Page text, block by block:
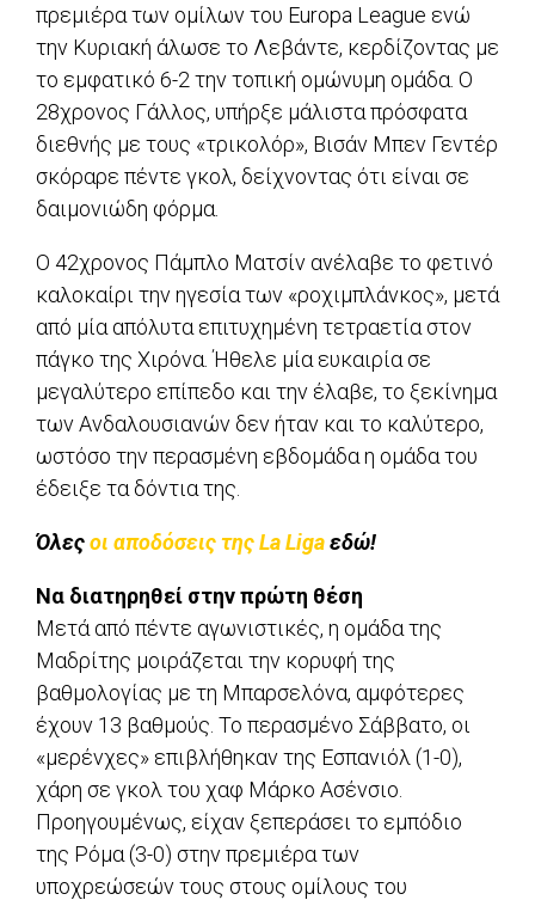
πρεμιέρα των ομίλων του Europa League ενώ
την Κυριακή άλωσε το Λεβάντε, κερδίζοντας με
το εμφατικό 6-2 την τοπική ομώνυμη ομάδα. Ο
28χρονος Γάλλος, υπήρξε μάλιστα πρόσφατα
διεθνής με τους «τρικολόρ», Βισάν Μπεν Γεντέρ
σκόραρε πέντε γκολ, δείχνοντας ότι είναι σε
δαιμονιώδη φόρμα.
Ο 42χρονος Πάμπλο Ματσίν ανέλαβε το φετινό
καλοκαίρι την ηγεσία των «ροχιμπλάνκος», μετά
από μία απόλυτα επιτυχημένη τετραετία στον
πάγκο της Χιρόνα. Ήθελε μία ευκαιρία σε
μεγαλύτερο επίπεδο και την έλαβε, το ξεκίνημα
των Ανδαλουσιανών δεν ήταν και το καλύτερο,
ωστόσο την περασμένη εβδομάδα η ομάδα του
έδειξε τα δόντια της.
Όλεςοι αποδόσεις της La Ligaεδώ!
Να διατηρηθεί στην πρώτη θέση
Μετά από πέντε αγωνιστικές, η ομάδα της
Μαδρίτης μοιράζεται την κορυφή της
βαθμολογίας με τη Μπαρσελόνα, αμφότερες
έχουν 13 βαθμούς. Το περασμένο Σάββατο, οι
«μερένχες» επιβλήθηκαν της Εσπανιόλ (1-0),
χάρη σε γκολ του χαφ Μάρκο Ασένσιο.
Προηγουμένως, είχαν ξεπεράσει το εμπόδιο
της Ρόμα (3-0) στην πρεμιέρα των
υποχρεώσεών τους στους ομίλους του